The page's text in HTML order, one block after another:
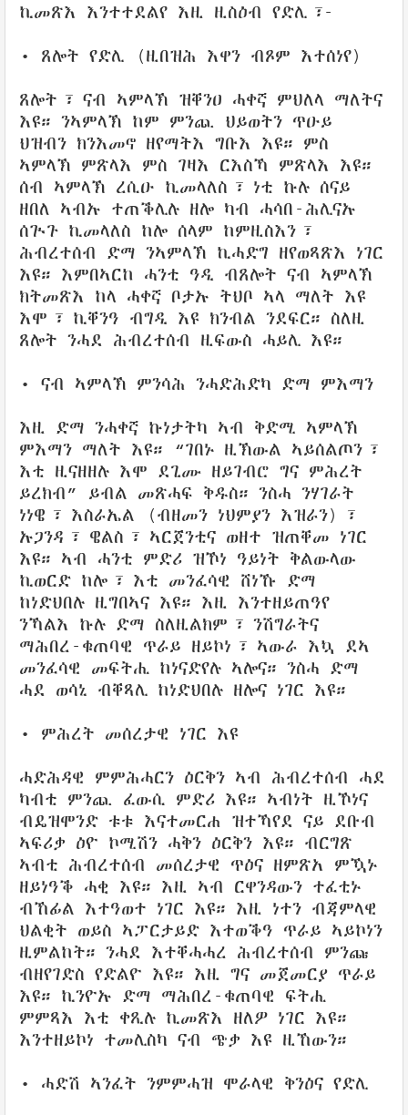
ኪመጽእ እንተተደልየ እዚ ዚስዕብ የድሊ፣-
• ጸሎት የድሊ (ዚበዝሕ እዋን ብጾም እተሰነየ)
ጸሎት፣ ናብ ኣምላኽ ዝቐንዐ ሓቀኛ ምህለላ ማለትና
እዩ። ንኣምላኽ ከም ምንጪ ህይወትን ጥዑይ
ህዝብን ክንእመኖ ዘየማትእ ግቡእ እዩ። ምስ
ኣምላኽ ምጽላእ ምስ ገዛእ ርእስኻ ምጽላእ እዩ።
ሰብ ኣምላኽ ረሲዑ ኪመላለስ፣ ነቲ ኩሉ ሰናይ
ዘበለ ኣብኡ ተጠቕሊሉ ዘሎ ካብ ሓሳበ-ሕሊናኡ
ሰጒጉ ኪመላለስ ከሎ ሰላም ከምዚስእን፣
ሕብረተሰብ ድማ ንኣምላኽ ኪሓድግ ዘየወጻጽእ ነገር
እዩ። እምበኣርከ ሓንቲ ዓዲ ብጸሎት ናብ ኣምላኽ
ክትመጽእ ከላ ሓቀኛ ቦታኡ ትህቦ ኣላ ማለት እዩ
እሞ፣ ኪቐንዓ ብግዲ እዩ ክንብል ንደፍር። ስለዚ
ጸሎት ንሓደ ሕብረተሰብ ዚፍውስ ሓይሊ እዩ።
• ናብ ኣምላኽ ምንሳሕ ንሓድሕድካ ድማ ምእማን
እዚ ድማ ንሓቀኛ ኩነታትካ ኣብ ቅድሚ ኣምላኽ
ምእማን ማለት እዩ። “ገበኑ ዚኽውል ኣይሰልጦን፣
እቲ ዚናዘዘሉ እሞ ደጊሙ ዘይገብሮ ግና ምሕረት
ይረክብ” ይብል መጽሓፍ ቅዱስ። ንስሓ ንሃገራት
ነነዌ፣ እስራኤል (ብዘመን ነህምያን እዝራን)፣
ኡጋንዳ፣ ዌልስ፣ ኣርጀንቲና ወዘተ ዝጠቐመ ነገር
እዩ። ኣብ ሓንቲ ምድሪ ዝኾነ ዓይነት ቅልውላው
ኪወርድ ከሎ፣ እቲ መንፈሳዊ ሸነኹ ድማ
ከነድህበሉ ዚግበኣና እዩ። እዚ እንተዘይጠዓየ
ንኻልእ ኩሉ ድማ ስለዚልክም፣ ንሽግራትና
ማሕበረ-ቁጠባዊ ጥራይ ዘይኮነ፣ ኣውራ እኳ ደኣ
መንፈሳዊ መፍትሒ ከነናድየሉ ኣሎና። ንስሓ ድማ
ሓደ ወሳኒ ብቐጻሊ ከነድህበሉ ዘሎና ነገር እዩ።
• ምሕረት መሰረታዊ ነገር እዩ
ሓድሕዳዊ ምምሕሓርን ዕርቅን ኣብ ሕብረተሰብ ሓደ
ካብቲ ምንጪ ፈውሲ ምድሪ እዩ። ኣብነት ዚኾነና
ብዴዝሞንድ ቱቱ እናተመርሐ ዝተኻየደ ናይ ደቡብ
ኣፍሪቃ ዕዮ ኮሚሽን ሓቅን ዕርቅን እዩ። ብርግጽ
ኣብቲ ሕብረተሰብ መሰረታዊ ጥዕና ዘምጽአ ምዃኑ
ዘይነዓቕ ሓቂ እዩ። እዚ ኣብ ርዋንዳውን ተፈቲኑ
ብኸፊል እተዓወተ ነገር እዩ። እዚ ነተን ብጃምላዊ
ህልቂት ወይስ ኣፓርታይድ እተወቕዓ ጥራይ ኣይኮነን
ዚምልከት። ንሓደ እተቐሓሓረ ሕብረተሰብ ምንጩ
ብዘየገድስ የድልዮ እዩ። እዚ ግና መጀመርያ ጥራይ
እዩ። ኪንዮኡ ድማ ማሕበረ-ቁጠባዊ ፍትሒ
ምምጻእ እቲ ቀጺሉ ኪመጽእ ዘለዎ ነገር እዩ።
እንተዘይኮነ ተመሊስካ ናብ ጭቃ እዩ ዚኸውን።
• ሓድሽ ኣንፈት ንምምሓዝ ሞራላዊ ቅንዕና የድሊ